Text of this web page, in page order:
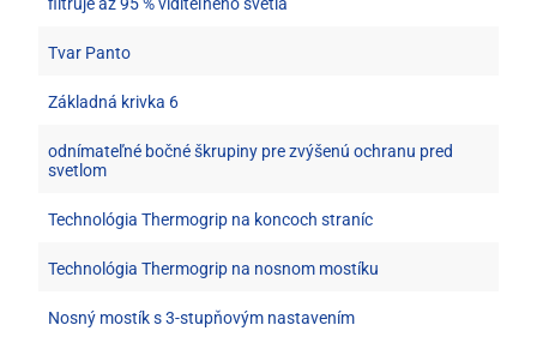
Tvar Panto
Základná krivka 6
odnímateľné bočné škrupiny pre zvýšenú ochranu pred
svetlom
Technológia Thermogrip na koncoch straníc
Technológia Thermogrip na nosnom mostíku
Nosný mostík s 3-stupňovým nastavením